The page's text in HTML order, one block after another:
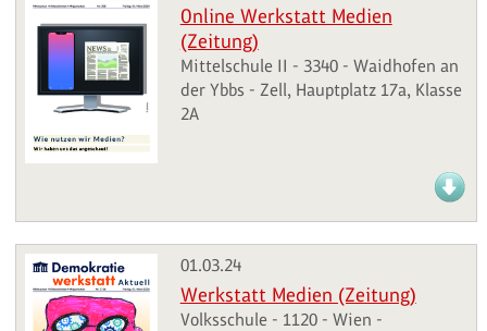
Online Werkstatt Medien
(Zeitung)
Mittelschule II - 3340 - Waidhofen an
der Ybbs - Zell, Hauptplatz 17a, Klasse
2A
01.03.24
Werkstatt Medien (Zeitung)
Volksschule - 1120 - Wien -